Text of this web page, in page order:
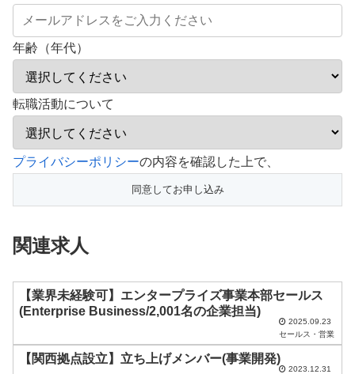
年齢（年代）
転職活動について
こ
フ
ー
は
プライバシーポリシーの内容を確認した上で、
関連求人
【業界未経験可】エンタープライズ事業本部セールス
(Enterprise Business/2,001名の企業担当)
2025.09.23
セールス・営業
【関西拠点設立】立ち上げメンバー(事業開発)
2023.12.31